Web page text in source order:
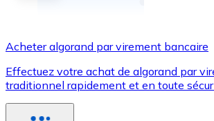
Utilisez les cartes Visa et
Acheter avec carte
Acheter algorand par virement bancaire
Effectuez votre achat de algorand par
traditionnel rapidement et en toute